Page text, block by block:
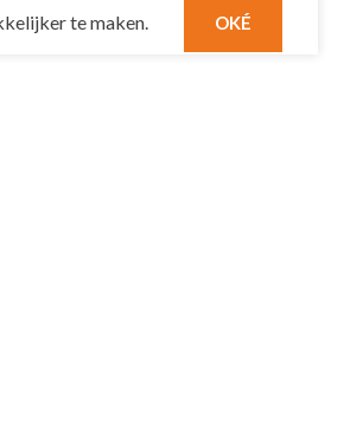
te maken. OKÉ